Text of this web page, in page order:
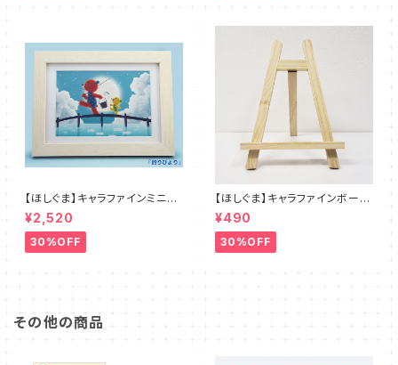
【ほしぐま】キャラファインミニ４
種
¥2,520
30%OFF
【ほしぐま】キャラファインボード
用卓上イーゼル
¥490
30%OFF
その他の商品